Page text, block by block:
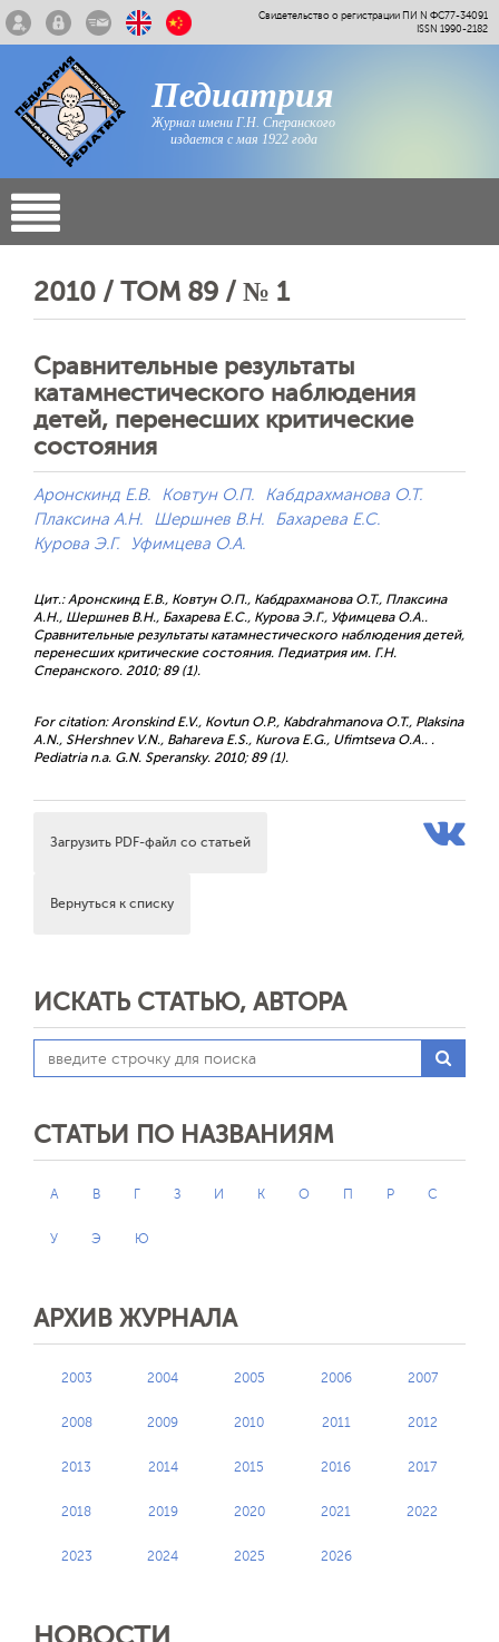
Свидетельство о регистрации ПИ N ФС77-34091
ISSN 1990-2182
Педиатрия
Журнал имени Г.Н. Сперанского
издается с мая 1922 года
2010 / ТОМ 89 / № 1
Сравнительные результаты
катамнестического наблюдения
детей, перенесших критические
состояния
Аронскинд Е.В. Ковтун О.П.
Кабдрахманова О.Т.
Плаксина А.Н.
Шершнев В.Н.
Бахарева Е.С.
Курова Э.Г.
Уфимцева О.А.
Цит.: Аронскинд Е.В., Ковтун О.П., Кабдрахманова О.Т., Плаксина
А.Н., Шершнев В.Н., Бахарева Е.С., Курова Э.Г., Уфимцева О.А..
Сравнительные результаты катамнестического наблюдения детей,
перенесших критические состояния. Педиатрия им. Г.Н.
Сперанского. 2010; 89 (1).
For citation: Aronskind E.V., Kovtun O.P., Kabdrahmanova O.T., Plaksina
A.N., SHershnev V.N., Bahareva E.S., Kurova E.G., Ufimtseva O.A.. .
Pediatria n.a. G.N. Speransky. 2010; 89 (1).
Загрузить PDF-файл со статьей
Вернуться к списку
ИСКАТЬ СТАТЬЮ, АВТОРА
СТАТЬИ ПО НАЗВАНИЯМ
А В Г З И К О П Р С
У Э Ю
АРХИВ ЖУРНАЛА
2003 2004 2005 2006 2007
2008 2009 2010 2011 2012
2013 2014 2015 2016 2017
2018 2019 2020 2021 2022
2023 2024 2025 2026